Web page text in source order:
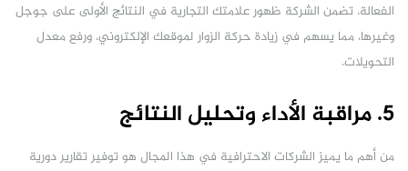
الفعالة، تضمن الشركة ظهور علامتك التجارية في النتائج الأولى على جوجل
وغيرها، مما يسهم في زيادة حركة الزوار لموقعك الإلكتروني، ورفع معدل
التحويلات.
5. مراقبة الأداء وتحليل النتائج
من أهم ما يميز الشركات الاحترافية في هذا المجال هو توفير تقارير دورية